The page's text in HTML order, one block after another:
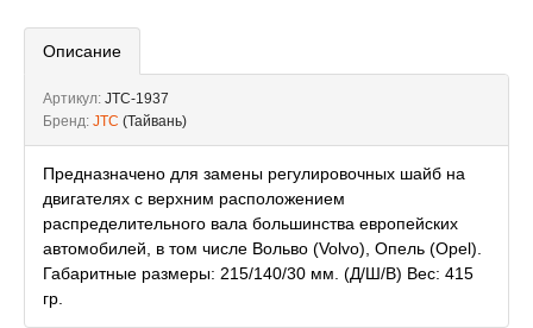
Описание
Артикул: JTC-1937
Бренд: JTC (Тайвань)
Предназначено для замены регулировочных шайб на
двигателях с верхним расположением
распределительного вала большинства европейских
автомобилей, в том числе Вольво (Volvo), Опель (Opel).
Габаритные размеры: 215/140/30 мм. (Д/Ш/В) Вес: 415
гр.